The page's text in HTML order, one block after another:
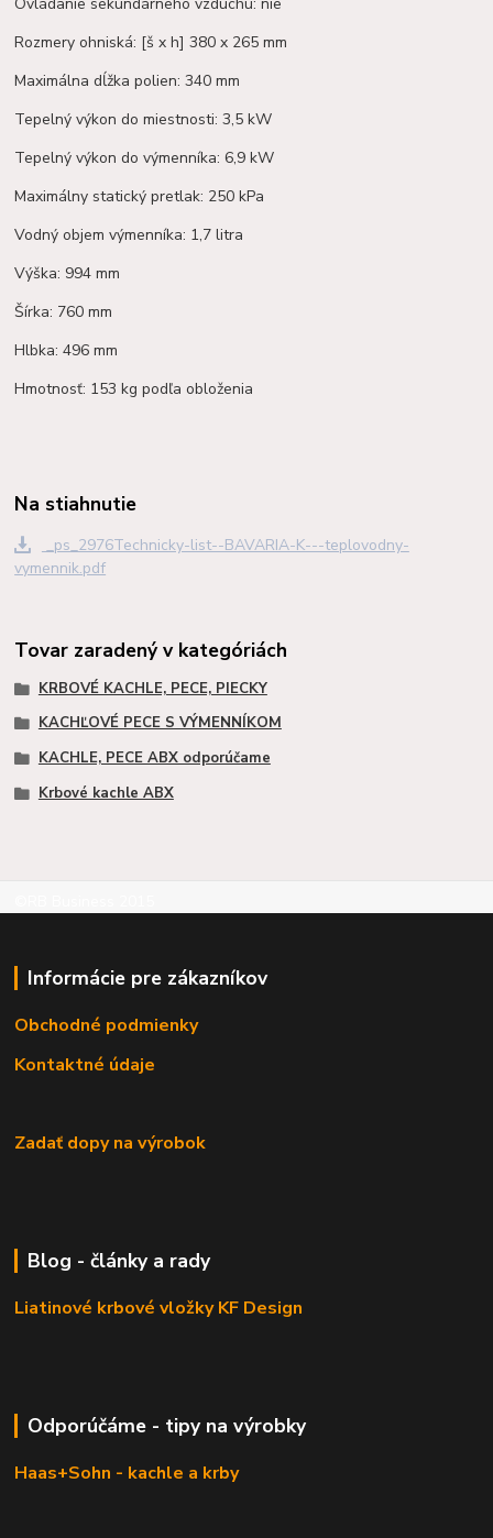
Rozmery ohniská: [š x h] 380 x 265 mm
Maximálna dĺžka polien: 340 mm
Tepelný výkon do miestnosti: 3,5 kW
Tepelný výkon do výmenníka: 6,9 kW
Maximálny statický pretlak: 250 kPa
Vodný objem výmenníka: 1,7 litra
Výška: 994 mm
Šírka: 760 mm
Hlbka: 496 mm
Hmotnosť: 153 kg podľa obloženia
Na stiahnutie
_ps_2976Technicky-list--BAVARIA-K---teplovodny-
vymennik.pdf
Tovar zaradený v kategóriách
KRBOVÉ KACHLE, PECE, PIECKY
KACHĽOVÉ PECE S VÝMENNÍKOM
KACHLE, PECE ABX odporúčame
Krbové kachle ABX
Informácie pre zákazníkov
Obchodné podmienky
Kontaktné údaje
Zadať dopy na výrobok
Blog - články a rady
Liatinové krbové vložky KF Design
Odporúčáme - tipy na výrobky
Haas+Sohn - kachle a krby